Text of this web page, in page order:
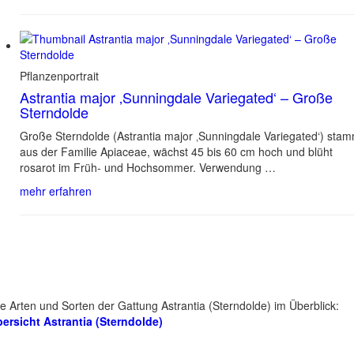
Pflanzenportrait
Astrantia major ‚Sunningdale Variegated‘ – Große
Sterndolde
Große Sterndolde (Astrantia major ‚Sunningdale Variegated‘)
aus der Familie Apiaceae, wächst 45 bis 60 cm hoch und blüht
rosarot im Früh- und Hochsommer. Verwendung …
mehr erfahren
Arten und Sorten der Gattung Astrantia (Sterndolde) im Überblick:
Astrantia (Sterndolde)